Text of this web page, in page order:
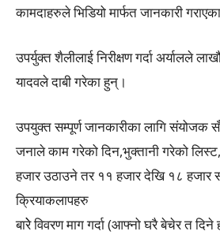
कामदाहरुले भिडियो मार्फत जानकारी
उपर्युक्त शैलीलाई निरीक्षण गर्दा अर्यालले
यादवले दाबी गरेका हुन्।
उपयुक्त सम्पूर्ण जानकारीका लागि संयोजक
जनाले काम गरेको दिन,भुक्तानी गरेको
हजार उठाउने तर ११ हजार देखि १८ हजार
क्रियाकलापहरु
बारेे विवरण माग गर्दा (आफ्नो घरै बेचेर त दिने